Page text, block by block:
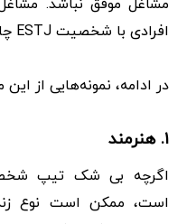
افرادی با شخصیت ESTJ چالش‌برانگیز خواهند بود.
در ادامه، نمونه‌هایی از
۱. هنرمند
است، ممکن است نوع